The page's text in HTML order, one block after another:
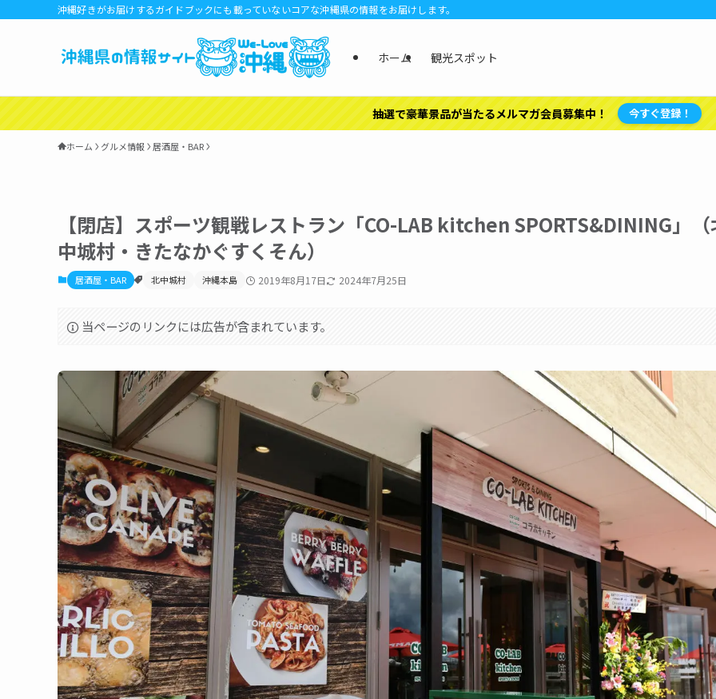
沖縄好きがお届けするガイドブックにも載っていないコアな沖縄県の情報をお届けします。
ホーム 観光スポット
抽選で豪華景品が当たるメルマガ会員募集中！ 今すぐ登録！
ホーム グルメ情報 居酒屋・BAR
【閉店】スポーツ観戦レストラン「CO-LAB kitchen SPORTS&DINING」（
中城村・きたなかぐすくそん）
居酒屋・BAR 北中城村 沖縄本島 2019年8月17日 2024年7月25日
当ページのリンクには広告が含まれています。